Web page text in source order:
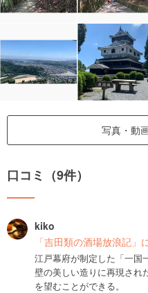
写真・動
口コミ（9件）
kiko
「吉田類の酒場放浪記」
江戸幕府が制定した「一国
壁の美しい造りに再現され
を望むことができる。